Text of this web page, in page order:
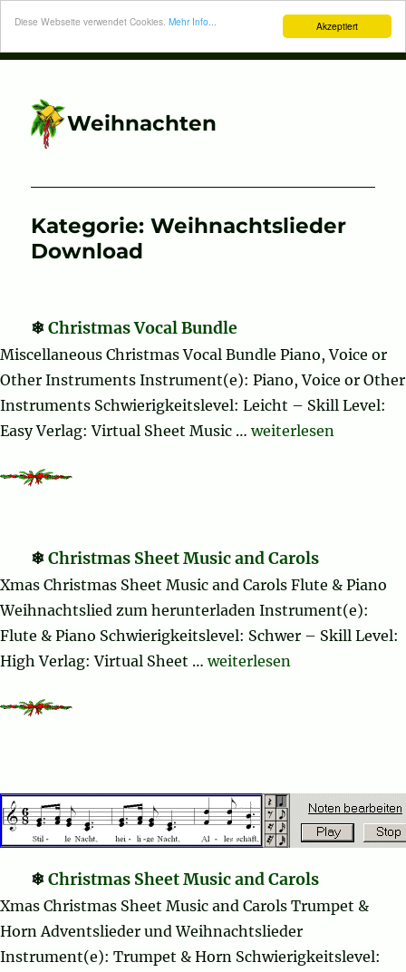
Akzeptiert
Diese Webseite verwendet Cookies. Mehr Info...
Weihnachten
Kategorie:Weihnachtslieder
Download
Christmas Vocal Bundle
Miscellaneous Christmas Vocal Bundle Piano, Voice or
Other Instruments Instrument(e): Piano, Voice or Other
Instruments Schwierigkeitslevel: Leicht – Skill Level:
Easy Verlag: Virtual Sheet Music …„Christmas Vocal
weiterlesen
Christmas Sheet Music and Carols
Xmas Christmas Sheet Music and Carols Flute & Piano
Weihnachtslied zum herunterladen Instrument(e):
Flute & Piano Schwierigkeitslevel: Schwer – Skill Level:
High Verlag: Virtual Sheet …„Christmas Sheet Music
weiterlesen
Christmas Sheet Music and Carols
Xmas Christmas Sheet Music and Carols Trumpet &
Horn Adventslieder und Weihnachtslieder
Instrument(e): Trumpet & Horn Schwierigkeitslevel: